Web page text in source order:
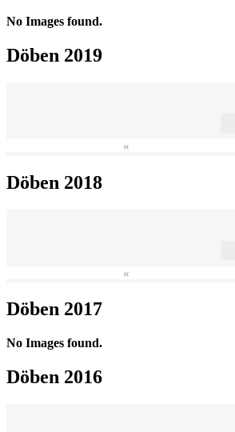
No Images found.
Döben 2019
«
Döben 2018
«
Döben 2017
No Images found.
Döben 2016